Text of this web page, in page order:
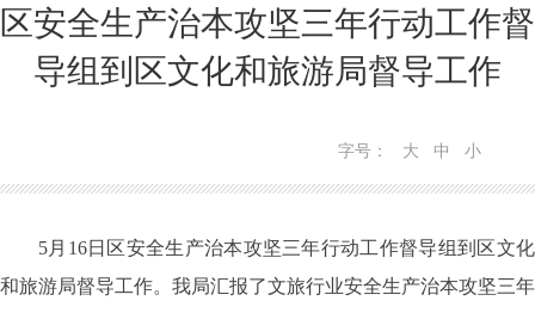
区安全生产治本攻坚三年行动工作督
导组到区文化和旅游局督导工作
字号： 大 中 小
5月16日区安全生产治本攻坚三年行动工作督导组到区文化
和旅游局督导工作。我局汇报了文旅行业安全生产治本攻坚三年